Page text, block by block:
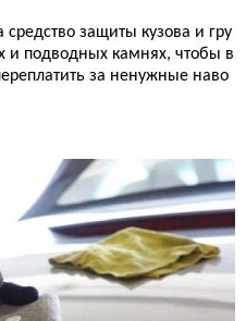
защиты кузова и гру
и подводных камнях, чтобы в
за ненужные наво